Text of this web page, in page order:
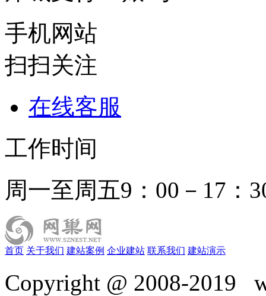
手机网站
扫扫关注
在线客服
工作时间
周一至周五9：00－17：
首页 关于我们 建站案例 企业建站 联系我们 建站演示
Copyright @ 2008-2019